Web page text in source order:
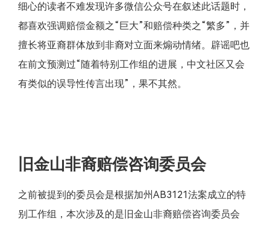
细心的读者不难发现许多微信公众号在叙述此话题时，
都喜欢强调赔偿金额之“巨大”和赔偿种类之“繁多”，并
擅长将亚裔群体放到非裔对立面来煽动情绪。辟谣吧也
在前文预测过“随着特别工作组的进展，中文社区又会
有类似的误导性传言出现”，果不其然。
旧金山非裔赔偿咨询委员会
之前被提到的委员会是根据加州AB3121法案成立的特
别工作组，本次涉及的是旧金山非裔赔偿咨询委员会